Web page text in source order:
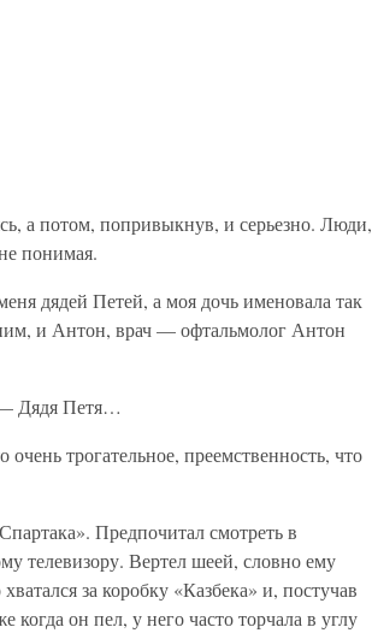
а потом, попривыкнув, и серьезно. Люди,
понимая.
дядей Петей, а моя дочь именовала так
и Антон, врач — офтальмолог Антон
Дядя Петя…
трогательное, преемственность, что
Предпочитал смотреть в
телевизору. Вертел шеей, словно ему
за коробку «Казбека» и, постучав
он пел, у него часто торчала в углу